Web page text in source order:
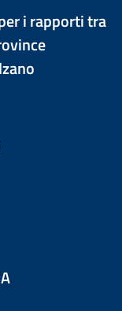
i rapporti tra